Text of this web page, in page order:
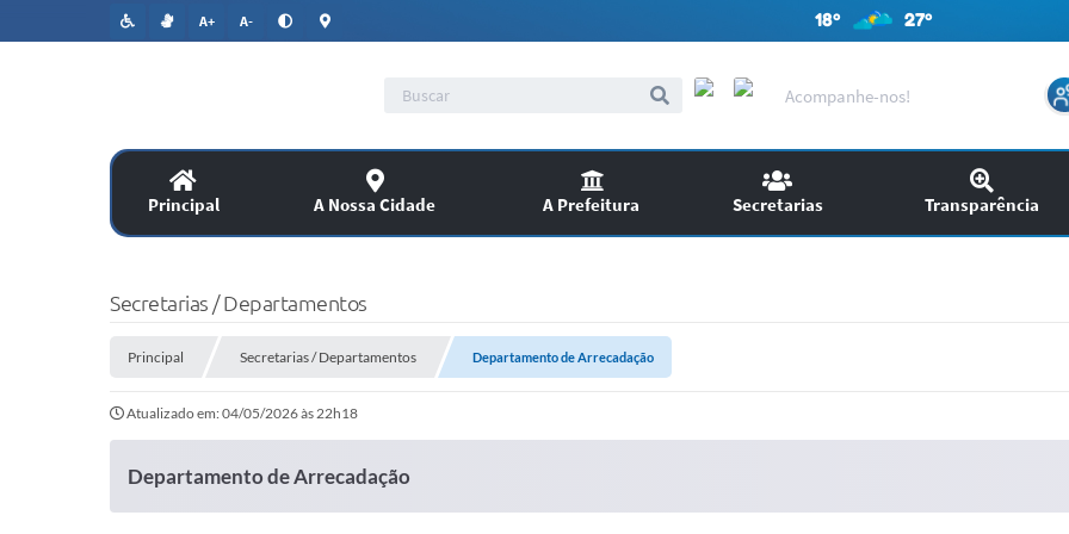
A+ A- 18º 27º
Acompanhe-nos!
Principal A Nossa Cidade A Prefeitura Secretarias Transparência
SERVIÇOS
Assitência Social
Legislação
Secretarias / Departamentos
Principal Secretarias / Departamentos Departamento de Arrecadação
Atualizado em: 04/05/2026 às 22h18
Departamento de Arrecadação